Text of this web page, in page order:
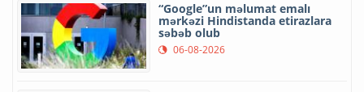
“Google”un məlumat emalı
mərkəzi Hindistanda etirazlara
səbəb olub
06-08-2026